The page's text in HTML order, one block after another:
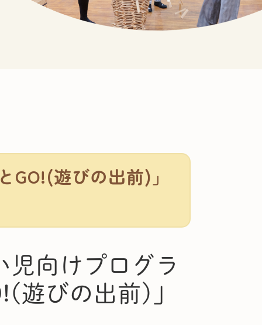
遊びの出前)」
児向けプログラ
遊びの出前)」